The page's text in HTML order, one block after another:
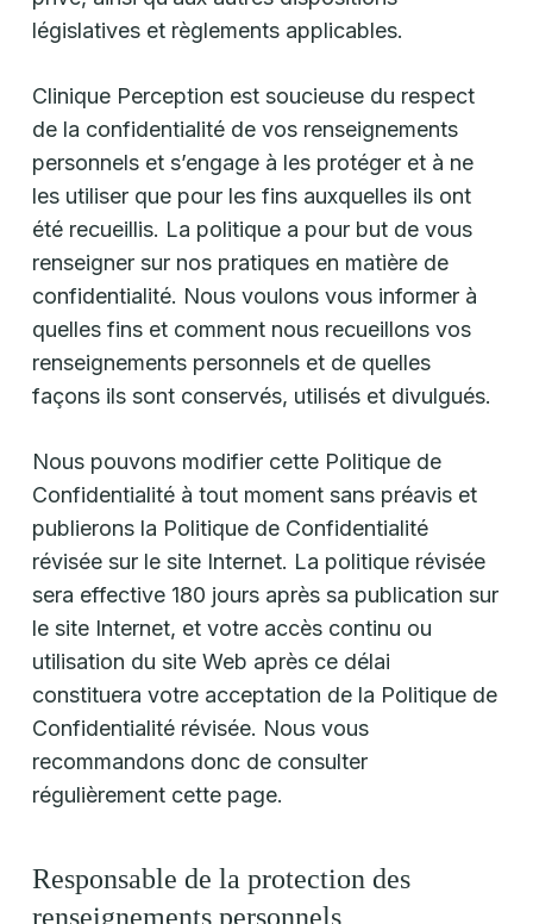
législatives et règlements applicables.
Clinique Perception est soucieuse du respect
de la confidentialité de vos renseignements
personnels et s’engage à les protéger et à ne
les utiliser que pour les fins auxquelles ils ont
été recueillis. La politique a pour but de vous
renseigner sur nos pratiques en matière de
confidentialité. Nous voulons vous informer à
quelles fins et comment nous recueillons vos
renseignements personnels et de quelles
façons ils sont conservés, utilisés et divulgués.
Nous pouvons modifier cette Politique de
Confidentialité à tout moment sans préavis et
publierons la Politique de Confidentialité
révisée sur le site Internet. La politique révisée
sera effective 180 jours après sa publication sur
le site Internet, et votre accès continu ou
utilisation du site Web après ce délai
constituera votre acceptation de la Politique de
Confidentialité révisée. Nous vous
recommandons donc de consulter
régulièrement cette page.
Responsable de la protection des
renseignements personnels